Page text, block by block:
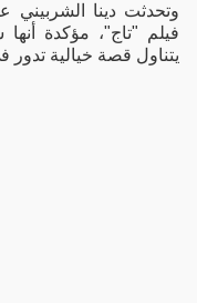
وتحدثت دينا
فيلم "تاج"، مؤكدة
يتناول قصة خيالية تدور